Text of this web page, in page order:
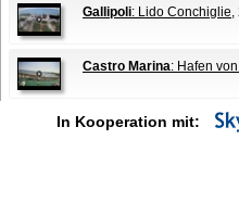
Gallipoli: Lido Conchiglie
Castro Marina: Hafen
In Kooperation mit: